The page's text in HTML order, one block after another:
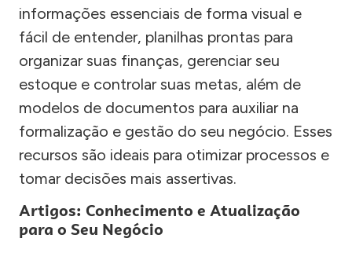
informações essenciais de forma visual e
fácil de entender, planilhas prontas para
organizar suas finanças, gerenciar seu
estoque e controlar suas metas, além de
modelos de documentos para auxiliar na
formalização e gestão do seu negócio. Esses
recursos são ideais para otimizar processos e
tomar decisões mais assertivas.
Artigos: Conhecimento e Atualização
para o Seu Negócio